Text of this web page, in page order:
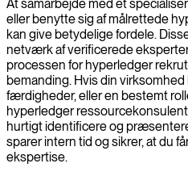
At samarbejde med et
eller benytte sig af målrettede
kan give betydelige fordele.
netværk af verificerede
processen for hyperledger
bemanding. Hvis din
færdigheder, eller en bestemt
hyperledger
hurtigt identificere og
sparer intern tid og sikrer, at du
ekspertise.